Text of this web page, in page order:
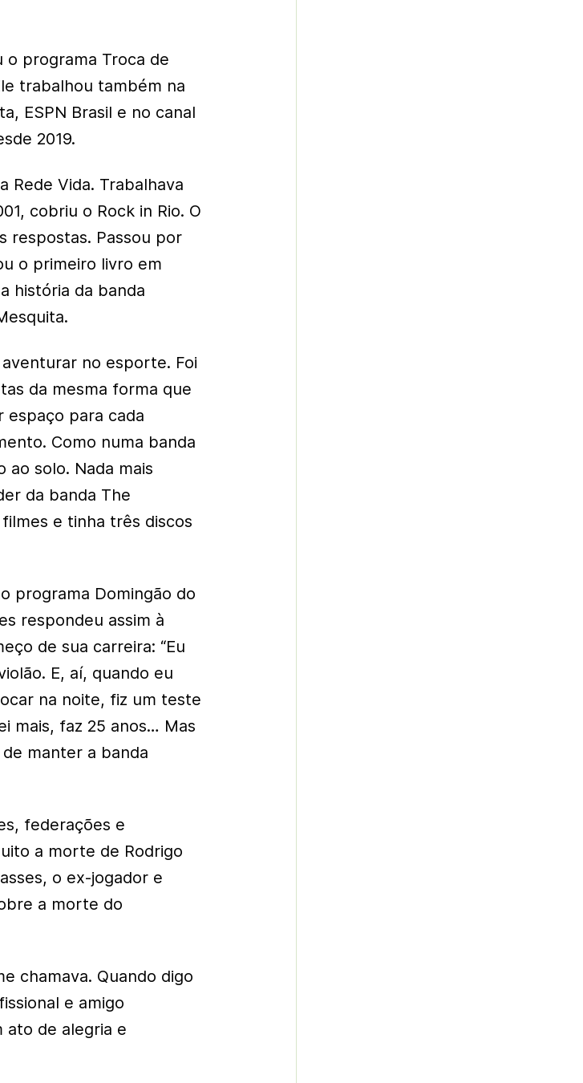
o programa Troca de
trabalhou também na
ESPN Brasil e no canal
2019.
Rede Vida. Trabalhava
cobriu o Rock in Rio. O
respostas. Passou por
o primeiro livro em
história da banda
no esporte. Foi
da mesma forma que
espaço para cada
Como numa banda
solo. Nada mais
da banda The
e tinha três discos
programa Domingão do
respondeu assim à
de sua carreira: “Eu
E, aí, quando eu
na noite, fiz um teste
mais, faz 25 anos… Mas
manter a banda
federações e
a morte de Rodrigo
o ex-jogador e
a morte do
chamava. Quando digo
e amigo
ato de alegria e